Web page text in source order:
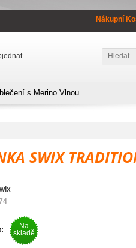
Nákupní
s Merino Vlnou
SWIX
Na
skladě